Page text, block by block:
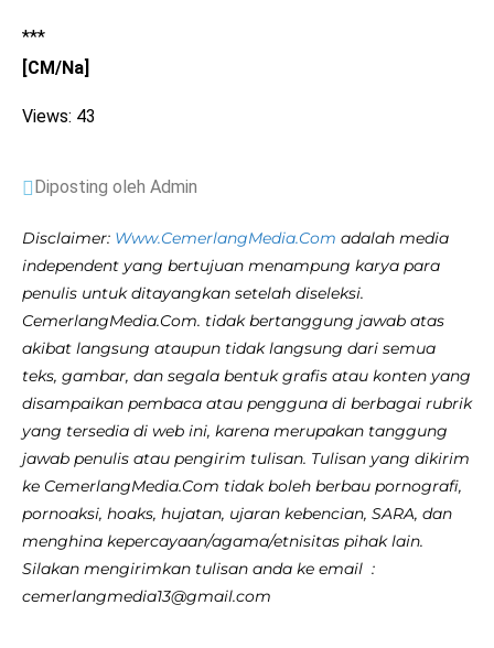
***
[CM/Na]
Views: 43
Diposting oleh Admin
Disclaimer: Www.CemerlangMedia.Com adalah media
independent yang bertujuan menampung karya para
penulis untuk ditayangkan setelah diseleksi.
CemerlangMedia.Com. tidak bertanggung jawab atas
akibat langsung ataupun tidak langsung dari semua
teks, gambar, dan segala bentuk grafis atau konten yang
disampaikan pembaca atau pengguna di berbagai rubrik
yang tersedia di web ini, karena merupakan tanggung
jawab penulis atau pengirim tulisan. Tulisan yang dikirim
ke CemerlangMedia.Com tidak boleh berbau pornografi,
pornoaksi, hoaks, hujatan, ujaran kebencian, SARA, dan
menghina kepercayaan/agama/etnisitas pihak lain.
Silakan mengirimkan tulisan anda ke email :
cemerlangmedia13@gmail.com